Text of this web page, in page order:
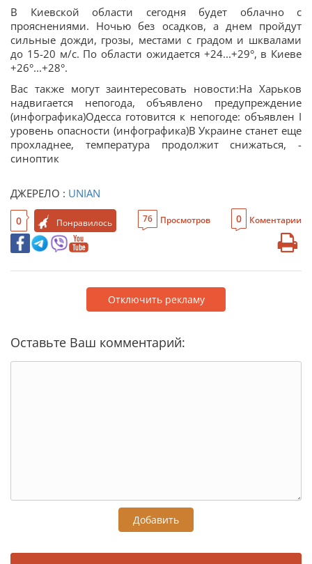
В Киевской области сегодня будет облачно с
прояснениями. Ночью без осадков, а днем пройдут
сильные дожди, грозы, местами с градом и шквалами
до 15-20 м/с. По области ожидается +24...+29°, в Киеве
+26°...+28°.
Вас также могут заинтересовать новости:На Харьков
надвигается непогода, объявлено предупреждение
(инфографика)Одесса готовится к непогоде: объявлен I
уровень опасности (инфографика)В Украине станет еще
прохладнее, температура продолжит снижаться, -
синоптик
ДЖЕРЕЛО : UNIAN
0 Понравилось 76 Просмотров 0 Коментарии
Отключить рекламу
Оставьте Ваш комментарий:
Добавить